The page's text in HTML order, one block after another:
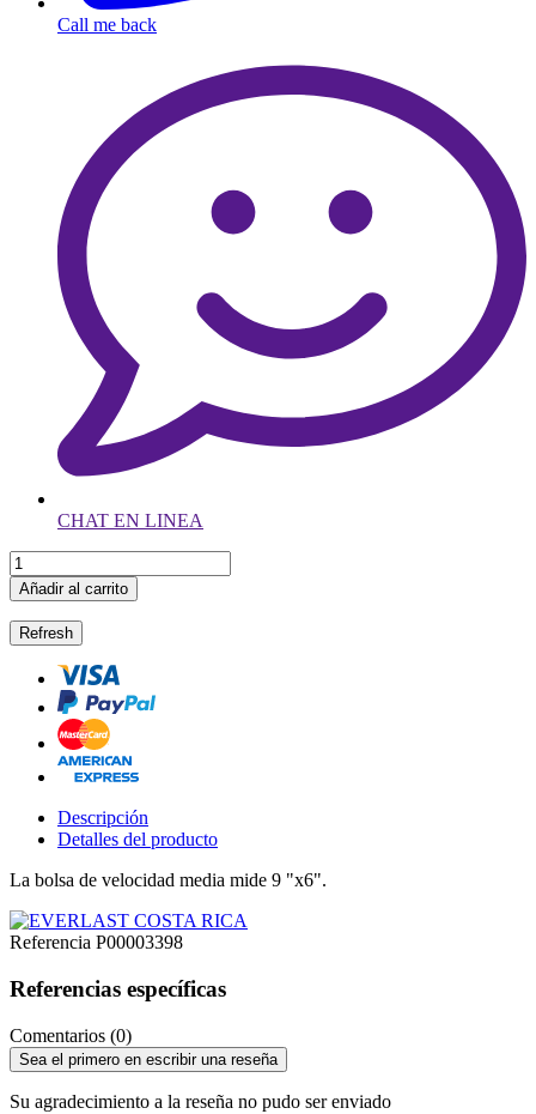
Call me back
CHAT EN LINEA
Añadir al carrito
Descripción
Detalles del producto
La bolsa de velocidad media mide 9 "x6".
Referencia P00003398
Referencias específicas
Comentarios (0)
Sea el primero en escribir una reseña
Su agradecimiento a la reseña no pudo ser enviado